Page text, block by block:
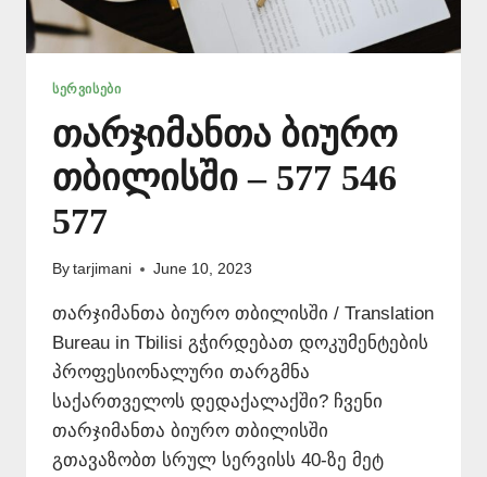
ᲡᲔᲠᲕᲘᲡᲔᲑᲘ
თარჯიმანთა ბიურო
თბილისში – 577 546
577
By tarjimani June 10, 2023
თარჯიმანთა ბიურო თბილისში / Translation
Bureau in Tbilisi გჭირდებათ დოკუმენტების
პროფესიონალური თარგმნა
საქართველოს დედაქალაქში? ჩვენი
თარჯიმანთა ბიურო თბილისში
გთავაზობთ სრულ სერვისს 40-ზე მეტ